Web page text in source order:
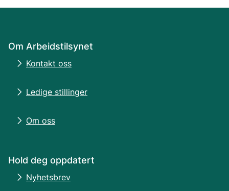
Om Arbeidstilsynet
Kontakt oss
Ledige stillinger
Om oss
Hold deg oppdatert
Nyhetsbrev